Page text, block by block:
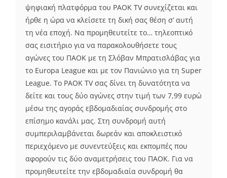
ψηφιακή πλατφόρμα του PAOK TV συνεχίζεται και
ήρθε η ώρα να κλείσετε τη δική σας θέση σ’ αυτή
τη νέα εποχή. Να προμηθευτείτε το… τηλεοπτικό
σας εισιτήριο για να παρακολουθήσετε τους
αγώνες του ΠΑΟΚ με τη Σλόβαν Μπρατισλάβας για
το Europa League και με τον Πανιώνιο για τη Super
League. Το PAOK TV σας δίνει τη δυνατότητα να
δείτε και τους δύο αγώνες στην τιμή των 7,99 ευρώ
μέσω της αγοράς εβδομαδιαίας συνδρομής στο
επίσημο κανάλι μας. Στη συνδρομή αυτή
συμπεριλαμβάνεται δωρεάν και αποκλειστικό
περιεχόμενο με συνεντεύξεις και εκπομπές που
αφορούν τις δύο αναμετρήσεις του ΠΑΟΚ. Για να
προμηθευτείτε την εβδομαδιαία συνδρομή θα